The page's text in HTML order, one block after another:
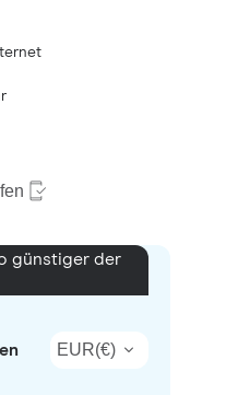
günstiger der
EUR(€)